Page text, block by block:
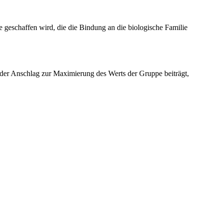
geschaffen wird, die die Bindung an die biologische Familie
Anschlag zur Maximierung des Werts der Gruppe beiträgt,